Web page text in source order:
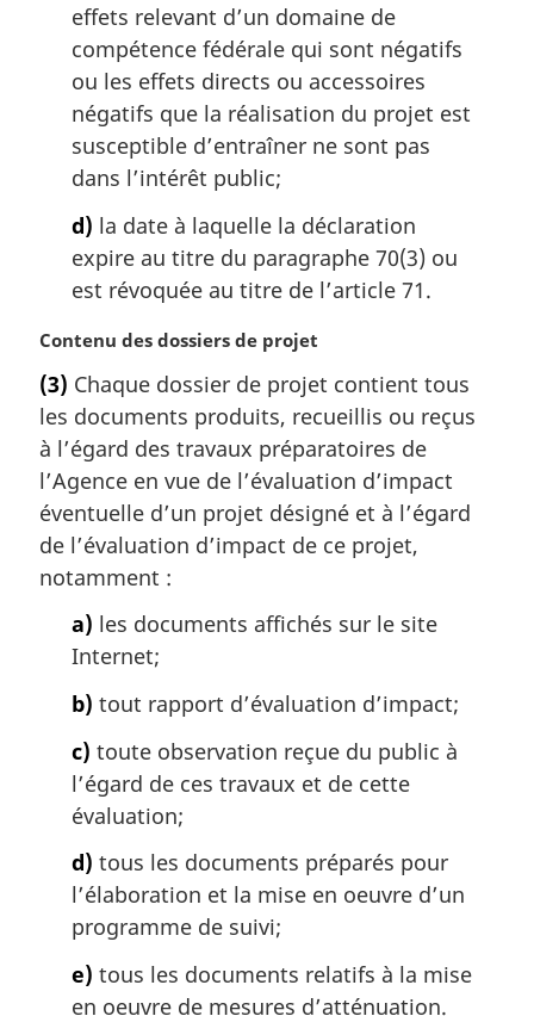
effets relevant d’un domaine de
compétence fédérale qui sont négatifs
ou les effets directs ou accessoires
négatifs que la réalisation du projet est
susceptible d’entraîner ne sont pas
dans l’intérêt public;
d) la date à laquelle la déclaration
expire au titre du paragraphe 70(3) ou
est révoquée au titre de l’article 71.
N
t
e
m
a
g
i
n
Contenu des dossiers de projet
(3) Chaque dossier de projet contient tous
les documents produits, recueillis ou reçus
à l’égard des travaux préparatoires de
l’Agence en vue de l’évaluation d’impact
éventuelle d’un projet désigné et à l’égard
de l’évaluation d’impact de ce projet,
notamment :
a) les documents affichés sur le site
Internet;
b) tout rapport d’évaluation d’impact;
c) toute observation reçue du public à
l’égard de ces travaux et de cette
évaluation;
d) tous les documents préparés pour
l’élaboration et la mise en oeuvre d’un
programme de suivi;
e) tous les documents relatifs à la mise
en oeuvre de mesures d’atténuation.